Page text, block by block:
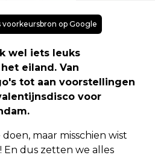
voorkeursbron op Google
wel iets leuks
eiland. Van
tot aan voorstellingen
voor
maar misschien wist
En dus zetten we alles